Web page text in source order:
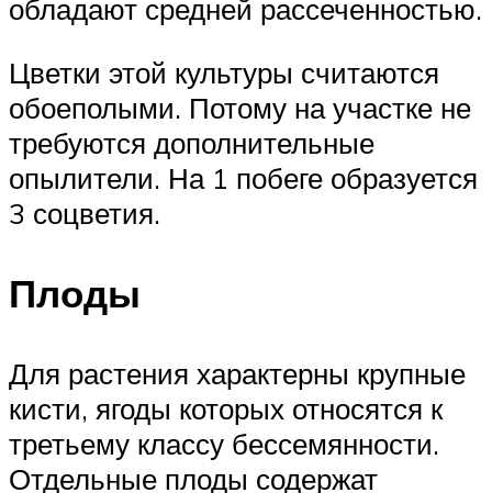
обладают средней рассеченностью.
Цветки этой культуры считаются
обоеполыми. Потому на участке не
требуются дополнительные
опылители. На 1 побеге образуется
3 соцветия.
Плоды
Для растения характерны крупные
кисти, ягоды которых относятся к
третьему классу бессемянности.
Отдельные плоды содержат